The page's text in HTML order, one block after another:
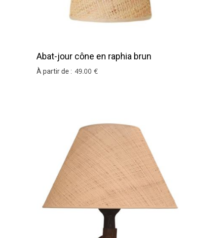
Abat-jour cône en raphia brun
À partir de : 49.00 €